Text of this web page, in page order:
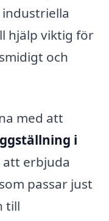
hjälp viktig för
och
med att
i
erbjuda
passar just
till